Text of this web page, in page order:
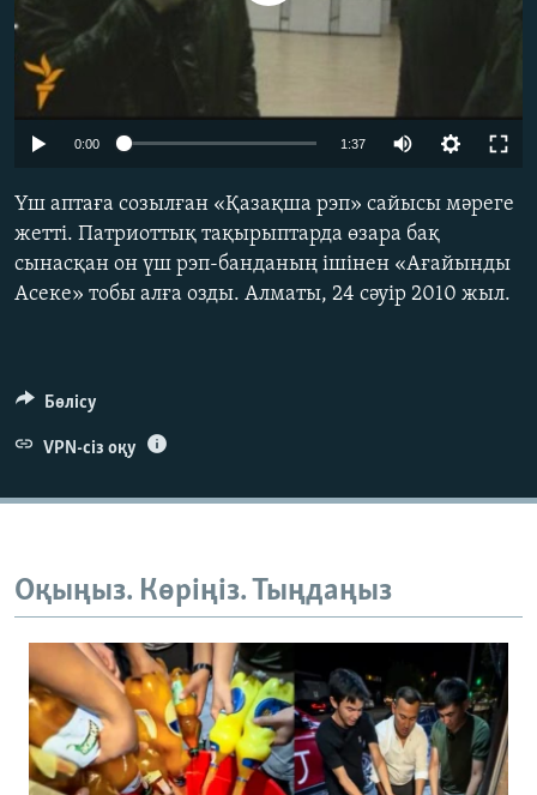
ЖАЗЫЛЫҢЫЗ
Басқа тілдерде
0:00 1:37
Үш аптаға созылған «Қазақша рэп» сайысы мәреге
жетті. Патриоттық тақырыптарда өзара бақ
сынасқан он үш рэп-банданың ішінен «Ағайынды
Асеке» тобы алға озды. Алматы, 24 сәуір 2010 жыл.
Бөлісу
VPN-сіз оқу
Оқыңыз. Көріңіз. Тыңдаңыз